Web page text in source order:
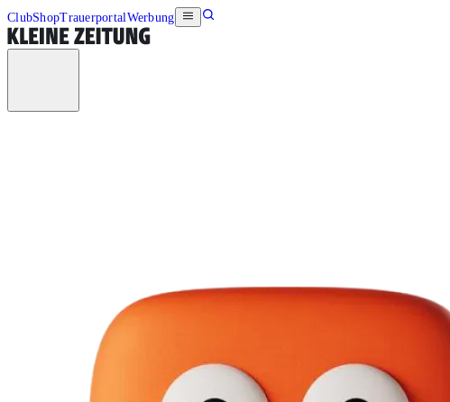
ClubShopTrauerportalWerbung